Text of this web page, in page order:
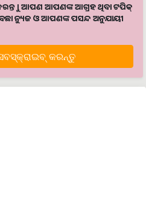
। ଆପଣ ଆପଣଙ୍କ ଆଗ୍ରହ ଥିବା ଟପିକ୍‌
ନ୍ୟୁଜ ଓ ଆପଣଙ୍କ ପସନ୍ଦ ଅନୁଯାୟୀ
କରନ୍ତୁ